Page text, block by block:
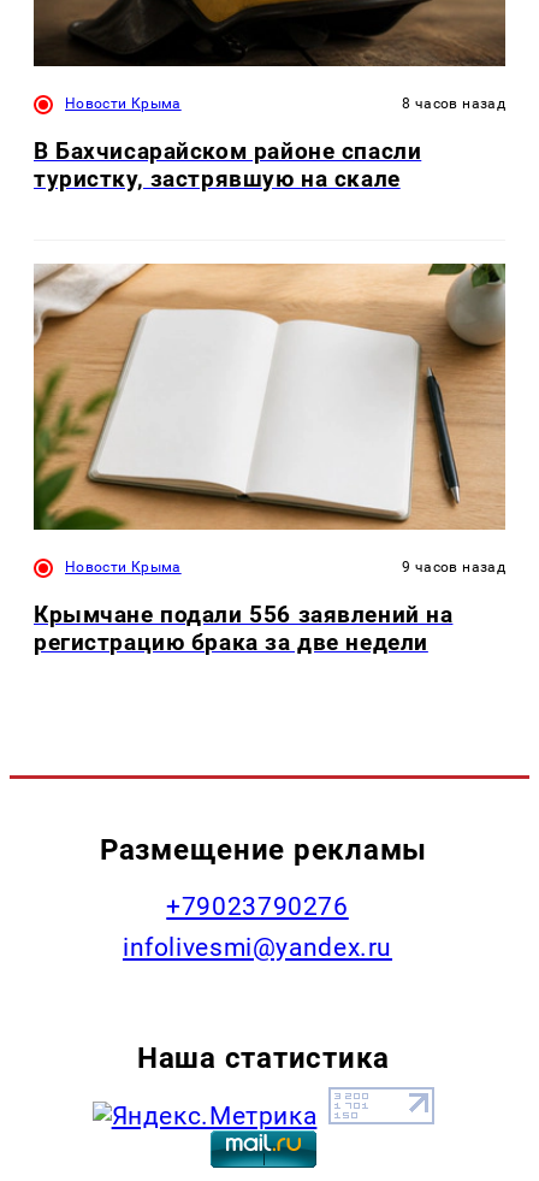
Новости Крыма 8 часов назад
В Бахчисарайском районе спасли
туристку, застрявшую на скале
Новости Крыма 9 часов назад
Крымчане подали 556 заявлений на
регистрацию брака за две недели
Размещение рекламы
+79023790276
infolivesmi@yandex.ru
Наша статистика